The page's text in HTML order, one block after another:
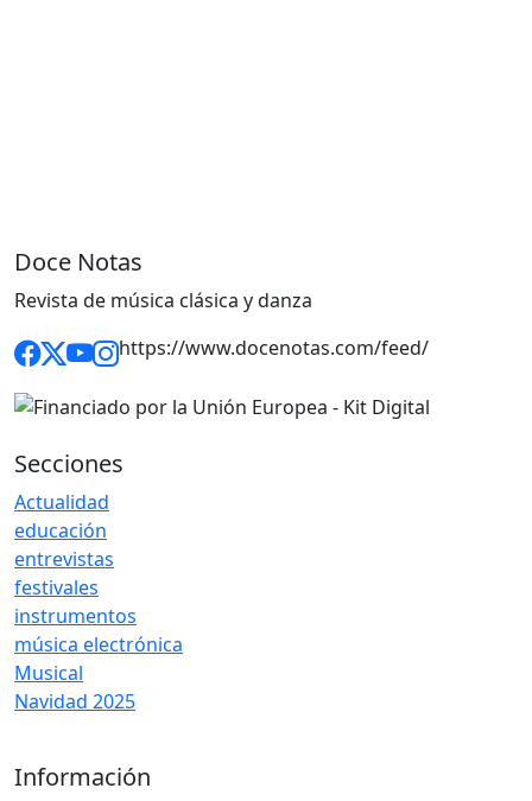
Doce Notas
Revista de música clásica y danza
https://www.docenotas.com/feed/
Secciones
Actualidad
educación
entrevistas
festivales
instrumentos
música electrónica
Musical
Navidad 2025
Información